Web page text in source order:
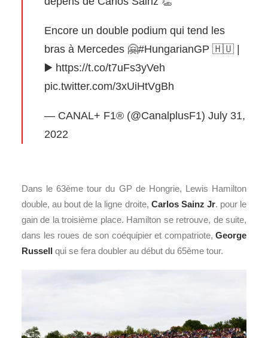
Encore un double podium qui tend les
bras à Mercedes 🤗#HungarianGP 🇭🇺 |
▶️ https://t.co/t7uFs3yVeh
pic.twitter.com/3xUiHtVgBh
— CANAL+ F1® (@CanalplusF1) July 31,
2022
Dans le 63ème tour du GP de Hongrie, Lewis Hamilton
double, au bout de la ligne droite, Carlos Sainz Jr. pour le
gain de la troisième place. Hamilton se retrouve, de suite,
dans les roues de son coéquipier et compatriote, George
Russell qui se fera doubler au début du 65ème tour.